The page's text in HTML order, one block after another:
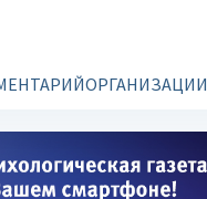
ОРГАНИЗАЦИИ